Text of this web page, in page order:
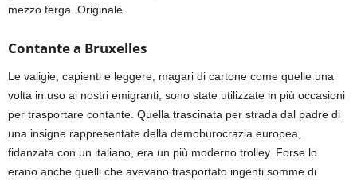
mezzo terga. Originale.
Contante a Bruxelles
Le valigie, capienti e leggere, magari di cartone come quelle una
volta in uso ai nostri emigranti, sono state utilizzate in più occasioni
per trasportare contante. Quella trascinata per strada dal padre di
una insigne rappresentate della demoburocrazia europea,
fidanzata con un italiano, era un più moderno trolley. Forse lo
erano anche quelli che avevano trasportato ingenti somme di